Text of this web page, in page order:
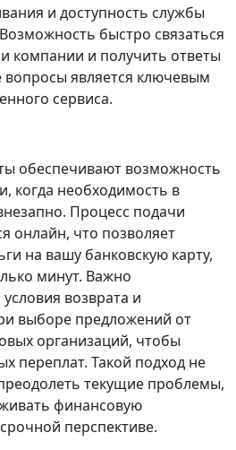
и доступность службы
быстро связаться
компании и получить ответы
является ключевым
сервиса.
обеспечивают возможность
когда необходимость в
Процесс подачи
онлайн, что позволяет
на вашу банковскую карту,
минут. Важно
возврата и
выборе предложений от
организаций, чтобы
переплат. Такой подход не
текущие проблемы,
финансовую
перспективе.